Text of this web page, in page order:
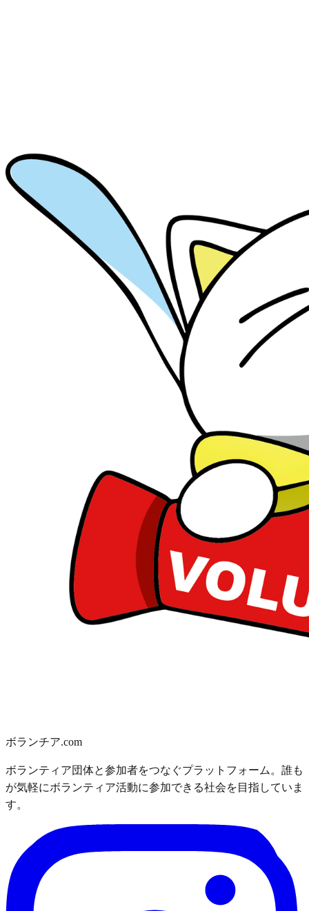
ボランチア.com
ボランティア団体と参加者をつなぐプラットフォーム。誰も
が気軽にボランティア活動に参加できる社会を目指していま
す。